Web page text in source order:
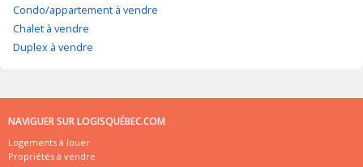
Condo/appartement à vendre
Chalet à vendre
Duplex à vendre
NAVIGUER SUR LOGISQUÉBEC.COM
Logements à louer
Propriétés à vendre